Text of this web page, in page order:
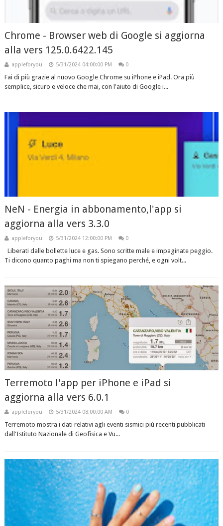
Chrome - Browser web di Google si aggiorna
alla vers 125.0.6422.145
appleforyou 5/31/2024 04:00:00 PM 0
Fai di più grazie al nuovo Google Chrome su iPhone e iPad. Ora più
semplice, sicuro e veloce che mai, con l'aiuto di Google i...
NeN - Energia in abbonamento,l'app si
aggiorna alla vers 3.3.0
appleforyou 5/31/2024 12:00:00 PM 0
Liberati dalle bollette luce e gas. Sono scritte male e impaginate peggio.
Ti dicono quanto paghi ma non ti spiegano perché, e ogni volt...
Terremoto l'app per iPhone e iPad si
aggiorna alla vers 6.0.1
appleforyou 5/31/2024 08:00:00 AM 0
Terremoto mostra i dati relativi agli eventi sismici più recenti pubblicati
dall'Istituto Nazionale di Geofisica e Vu...